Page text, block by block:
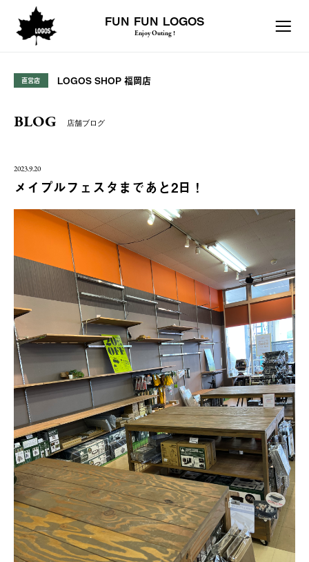
FUN FUN LOGOS
Enjoy Outing !
直営店 LOGOS SHOP 福岡店
BLOG 店舗ブログ
2023.9.20
メイプルフェスタまであと2日！